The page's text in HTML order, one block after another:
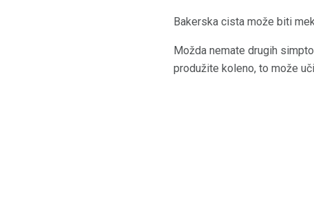
Bakerska cista može biti
Možda nemate drugih
produžite koleno, to može